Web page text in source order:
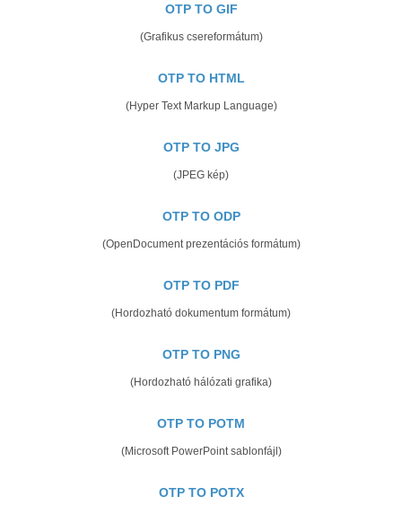
OTP TO GIF
(Grafikus csereformátum)
OTP TO HTML
(Hyper Text Markup Language)
OTP TO JPG
(JPEG kép)
OTP TO ODP
(OpenDocument prezentációs formátum)
OTP TO PDF
(Hordozható dokumentum formátum)
OTP TO PNG
(Hordozható hálózati grafika)
OTP TO POTM
(Microsoft PowerPoint sablonfájl)
OTP TO POTX